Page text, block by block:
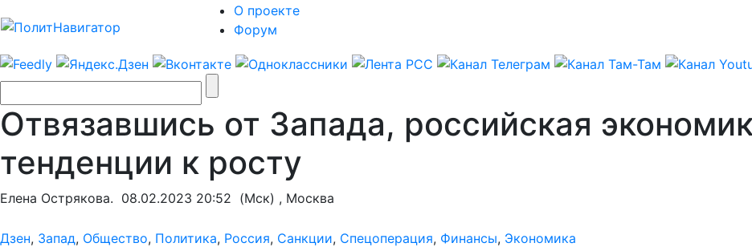
О проекте
Форум
Отвязавшись от Запада, российская
тенденции к росту
Елена Острякова. 08.02.2023 20:52 (Мск) , Москва
Дзен, Запад, Общество, Политика, Россия, Санкции, Спецоперация, Финансы, Экономика